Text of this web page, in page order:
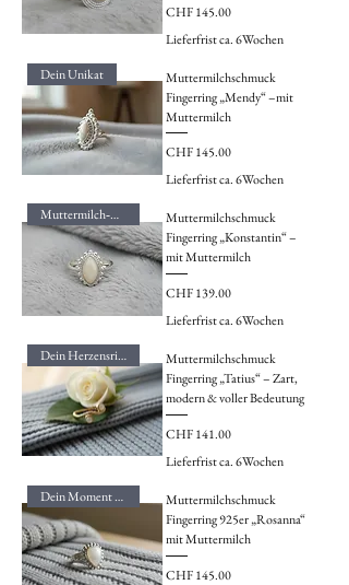
Preis
CHF 145.00
Lieferfrist ca. 6Wochen
Dein Unikat
Muttermilchschmuck
Fingerring „Mendy“ –mit
Muttermilch
Preis
CHF 145.00
Lieferfrist ca. 6Wochen
Muttermilch‑Magie
Muttermilchschmuck
Fingerring „Konstantin“ –
mit Muttermilch
Preis
CHF 139.00
Lieferfrist ca. 6Wochen
Dein Herzensring
Muttermilchschmuck
Fingerring „Tatius“ – Zart,
modern & voller Bedeutung
Preis
CHF 141.00
Lieferfrist ca. 6Wochen
Dein Moment für immer
Muttermilchschmuck
Fingerring 925er „Rosanna“
mit Muttermilch
Preis
CHF 145.00